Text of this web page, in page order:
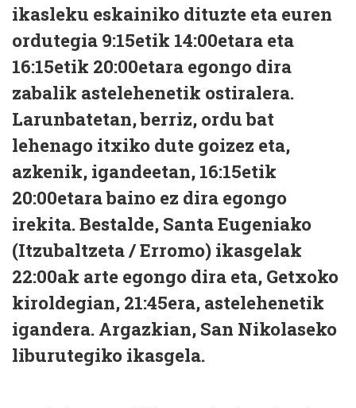
ikasleku eskainiko dituzte eta euren
ordutegia 9:15etik 14:00etara eta
16:15etik 20:00etara egongo dira
zabalik astelehenetik ostiralera.
Larunbatetan, berriz, ordu bat
lehenago itxiko dute goizez eta,
azkenik, igandeetan, 16:15etik
20:00etara baino ez dira egongo
irekita. Bestalde, Santa Eugeniako
(Itzubaltzeta / Erromo) ikasgelak
22:00ak arte egongo dira eta, Getxoko
kiroldegian, 21:45era, astelehenetik
igandera. Argazkian, San Nikolaseko
liburutegiko ikasgela.